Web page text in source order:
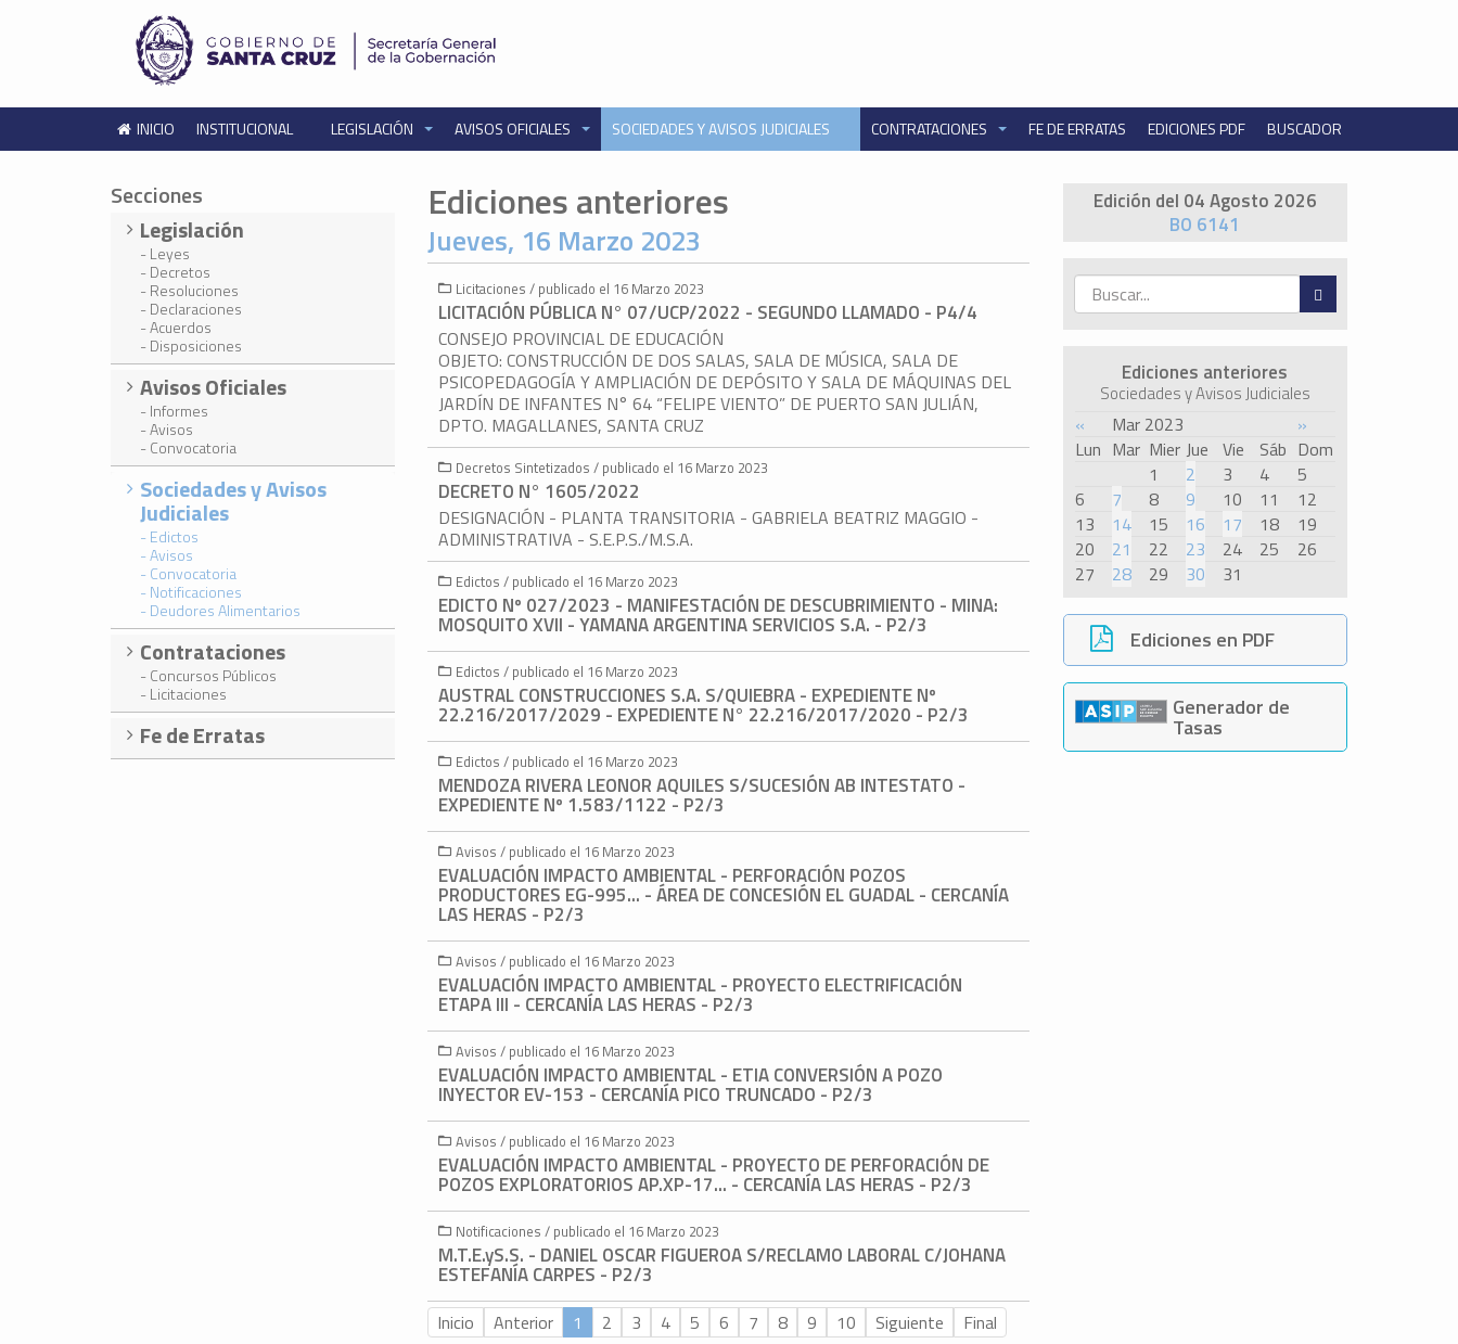
INICIO INSTITUCIONAL LEGISLACIÓN AVISOS OFICIALES SOCIEDADES Y AVISOS JUDICIALES CONTRATACIONES FE DE ERRATAS EDICIONES PDF BUSCADOR
Edición del 04 Agosto 2026
BO 6141
Ediciones anteriores
Sociedades y Avisos Judiciales
« Mar 2023
»
Lun Mar Mier Jue Vie Sáb Dom
1
2 3 4
5
6
7 8 9 10 11
12
13
14 15 16 17 18
19
20
21 22 23 24 25
26
27
28 29 30 31
Ediciones en PDF
Generador de
Tasas
Secciones
Legislación
- Leyes
- Decretos
- Resoluciones
- Declaraciones
- Acuerdos
- Disposiciones
Avisos Oficiales
- Informes
- Avisos
- Convocatoria
Sociedades y Avisos
Judiciales
- Edictos
- Avisos
- Convocatoria
- Notificaciones
- Deudores Alimentarios
Contrataciones
- Concursos Públicos
- Licitaciones
Fe de Erratas
Ediciones anteriores
Jueves, 16 Marzo 2023
Licitaciones / publicado el 16 Marzo 2023
LICITACIÓN PÚBLICA N° 07/UCP/2022 - SEGUNDO LLAMADO - P4/4
CONSEJO PROVINCIAL DE EDUCACIÓN
OBJETO: CONSTRUCCIÓN DE DOS SALAS, SALA DE MÚSICA, SALA DE
PSICOPEDAGOGÍA Y AMPLIACIÓN DE DEPÓSITO Y SALA DE MÁQUINAS DEL
JARDÍN DE INFANTES N° 64 “FELIPE VIENTO” DE PUERTO SAN JULIÁN,
DPTO. MAGALLANES, SANTA CRUZ
Decretos Sintetizados / publicado el 16 Marzo 2023
DECRETO N° 1605/2022
DESIGNACIÓN - PLANTA TRANSITORIA - GABRIELA BEATRIZ MAGGIO -
ADMINISTRATIVA - S.E.P.S./M.S.A.
Edictos / publicado el 16 Marzo 2023
EDICTO Nº 027/2023 - MANIFESTACIÓN DE DESCUBRIMIENTO - MINA:
MOSQUITO XVII - YAMANA ARGENTINA SERVICIOS S.A. - P2/3
Edictos / publicado el 16 Marzo 2023
AUSTRAL CONSTRUCCIONES S.A. S/QUIEBRA - EXPEDIENTE Nº
22.216/2017/2029 - EXPEDIENTE N° 22.216/2017/2020 - P2/3
Edictos / publicado el 16 Marzo 2023
MENDOZA RIVERA LEONOR AQUILES S/SUCESIÓN AB INTESTATO -
EXPEDIENTE Nº 1.583/1122 - P2/3
Avisos / publicado el 16 Marzo 2023
EVALUACIÓN IMPACTO AMBIENTAL - PERFORACIÓN POZOS
PRODUCTORES EG-995... - ÁREA DE CONCESIÓN EL GUADAL - CERCANÍA
LAS HERAS - P2/3
Avisos / publicado el 16 Marzo 2023
EVALUACIÓN IMPACTO AMBIENTAL - PROYECTO ELECTRIFICACIÓN
ETAPA III - CERCANÍA LAS HERAS - P2/3
Avisos / publicado el 16 Marzo 2023
EVALUACIÓN IMPACTO AMBIENTAL - ETIA CONVERSIÓN A POZO
INYECTOR EV-153 - CERCANÍA PICO TRUNCADO - P2/3
Avisos / publicado el 16 Marzo 2023
EVALUACIÓN IMPACTO AMBIENTAL - PROYECTO DE PERFORACIÓN DE
POZOS EXPLORATORIOS AP.XP-17... - CERCANÍA LAS HERAS - P2/3
Notificaciones / publicado el 16 Marzo 2023
M.T.E.yS.S. - DANIEL OSCAR FIGUEROA S/RECLAMO LABORAL C/JOHANA
ESTEFANÍA CARPES - P2/3
Inicio Anterior 1 2 3 4 5 6 7 8 9 10 Siguiente
Final